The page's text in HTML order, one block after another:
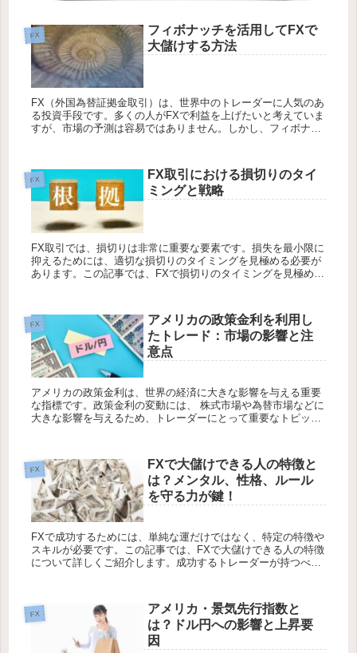
FX
フィボナッチを活用してFXで
大儲けする方法
FX（外国為替証拠金取引）は、世界中のトレーダーに人気のあ
る投資手段です。多くの人がFXで利益を上げたいと考えていま
すが、市場の予測は容易ではありません。しかし、フィボナッ
FX
FX取引における損切りのタイ
ミングと戦略
FX取引では、損切りは非常に重要な要素です。損失を最小限に
抑えるためには、適切な損切りのタイミングを見極める必要が
あります。この記事では、FXで損切りのタイミングを見極める
FX
アメリカの政策金利を利用し
たトレード：市場の影響と注
意点
アメリカの政策金利は、世界の経済に大きな影響を与える重要
な指標です。政策金利の変動には、 株式市場や為替市場などに
大きな影響を与えるため、トレーダーにとって重要なトピック
FX
FXで大儲けできる人の特徴と
は？メンタル、性格、ルール
を守る力が鍵！
FXで成功するためには、単純な運だけではなく、特定の特徴や
スキルが必要です。この記事では、FXで大儲けできる人の特徴
について詳しくご紹介します。成功するトレーダーが持つべき
FX
アメリカ・景気先行指数と
は？ドル円への影響と上昇要
因